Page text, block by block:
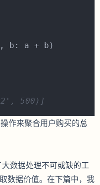
b: a + b)
500)]
操作来聚合用户购买的总
数据处理不可或缺的工
数据价值。在下篇中，我